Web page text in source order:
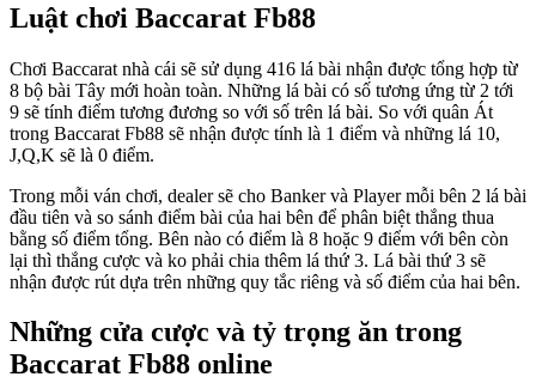
Luật chơi Baccarat Fb88
Chơi Baccarat nhà cái sẽ sử dụng 416 lá bài nhận được tổng hợp từ
8 bộ bài Tây mới hoàn toàn. Những lá bài có số tương ứng từ 2 tới
9 sẽ tính điểm tương đương so với số trên lá bài. So với quân Át
trong Baccarat Fb88 sẽ nhận được tính là 1 điểm và những lá 10,
J,Q,K sẽ là 0 điểm.
Trong mỗi ván chơi, dealer sẽ cho Banker và Player mỗi bên 2 lá bài
đầu tiên và so sánh điểm bài của hai bên để phân biệt thắng thua
bằng số điểm tổng. Bên nào có điểm là 8 hoặc 9 điểm với bên còn
lại thì thắng cược và ko phải chia thêm lá thứ 3. Lá bài thứ 3 sẽ
nhận được rút dựa trên những quy tắc riêng và số điểm của hai bên.
Những cửa cược và tỷ trọng ăn trong
Baccarat Fb88 online